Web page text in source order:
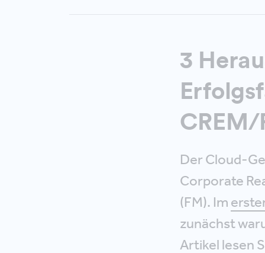
3
CREM/
Der Cloud-
Corporate
(FM). Im
zunächst
Artikel lesen